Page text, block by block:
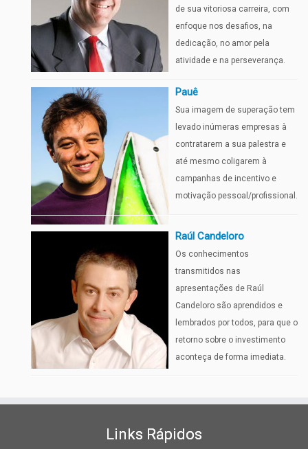
de sua vitoriosa carreira, com
enfoque nos desafios, na
dedicação, no amor pela
atividade e na perseverança.
Pauê
Sua imagem de superação tem
levado inúmeras empresas à
contratarem a sua palestra e
até mesmo coligarem à
campanhas de incentivo e
motivação pessoal/profissional.
Raúl Candeloro
Os conhecimentos
transmitidos nas
apresentações de Raúl
Candeloro são aprendidos e
lembrados por todos, para que o
retorno sobre o investimento
aconteça de forma imediata.
Links Rápidos